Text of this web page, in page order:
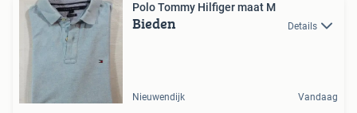
Polo Tommy Hilfiger maat M
Bieden Details
Nieuwendijk Vandaag